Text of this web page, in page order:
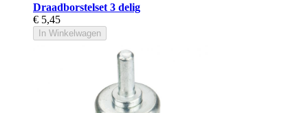
Draadborstelset 3 delig
€ 5,45
In Winkelwagen